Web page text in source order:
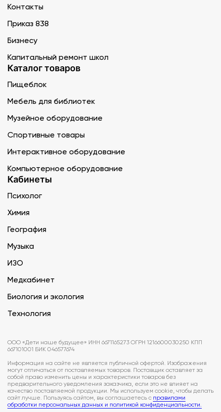
Контакты
Приказ 838
Бизнесу
Капитальный ремонт школ
Каталог товаров
Пищеблок
Мебель для библиотек
Музейное оборудование
Спортивные товары
Интерактивное оборудование
Компьютерное оборудование
Кабинеты
Психолог
Химия
География
Музыка
ИЗО
Медкабинет
Биология и экология
Технология
ООО «Дети наше будущее» ИНН 6671165273 ОГРН 1216600030250 КПП
667101001 БИК 046577674
Информация на сайте не является публичной офертой. Изображения
могут отличаться от поставляемых товаров. Поставщик оставляет за
собой право изменить цены и характеристики товаров без
предварительного уведомления заказчика, если это не влияет на
качество поставляемой продукции. Мы используем cookie, чтобы делать
сайт лучше. Пользуясь сайтом, вы соглашаетесь с правилами
обработки персональных данных и политикой конфиденциальности.